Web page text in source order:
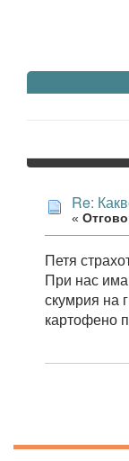
Re:
«
Петя
При нас
скумрия на
картофено